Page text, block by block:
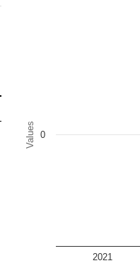
Values
2021
0